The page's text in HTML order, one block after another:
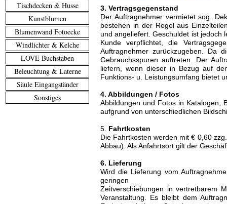
Tischdecken & Husse
Kunstblumen
Blumenwand Fotoecke
Windlichter & Kelche
LOVE Buchstaben
Beleuchtung & Laterne
Säule Eingangständer
Sonstiges
3. Vertragsgegenstand
Der Auftragnehmer vermietet sog.
bestehen in der Regel aus
und angeliefert. Geschuldet ist jedoch
Kunde verpflichtet, die
Auftragnehmer zurückzugeben. Da
Gebrauchsspuren auftreten. Der
liefern, wenn dieser in Bezug auf
Funktions- u. Leistungsumfang bietet
4. Abbildungen / Fotos
Abbildungen und Fotos in Katalogen,
aufgrund von unterschiedlichen
5. Fahrtkosten
Die Fahrtkosten werden mit € 0,60
Abbau). Als Anfahrtsort gilt der
6. Lieferung
Wird die Lieferung vom
geringen
Zeitverschiebungen in vertretbarem
Veranstaltung. Es bleibt dem